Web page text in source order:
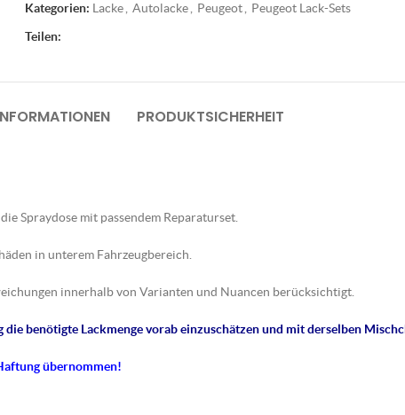
Kategorien: Lacke Autolacke Peugeot
Peugeot Lack-Sets
Teilen:
PRODUKTSICHERHEIT
Spraydose mit passendem Reparaturset.
in unterem Fahrzeugbereich.
innerhalb von Varianten und Nuancen berücksichtigt.
benötigte Lackmenge vorab einzuschätzen und mit derselben
übernommen!